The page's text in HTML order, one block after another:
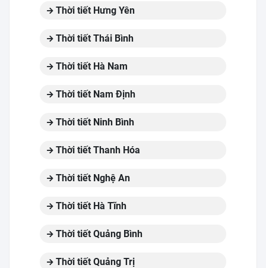
Thời tiết Hưng Yên
Thời tiết Thái Bình
Thời tiết Hà Nam
Thời tiết Nam Định
Thời tiết Ninh Bình
Thời tiết Thanh Hóa
Thời tiết Nghệ An
Thời tiết Hà Tĩnh
Thời tiết Quảng Bình
Thời tiết Quảng Trị